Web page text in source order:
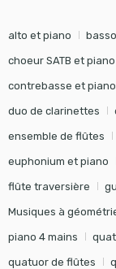
alto et piano
choeur SATB et piano
contrebasse et piano
duo de clarinettes
ensemble de flûtes
euphonium et piano
flûte traversière
Musiques à
piano 4 mains
quatuor de flûtes